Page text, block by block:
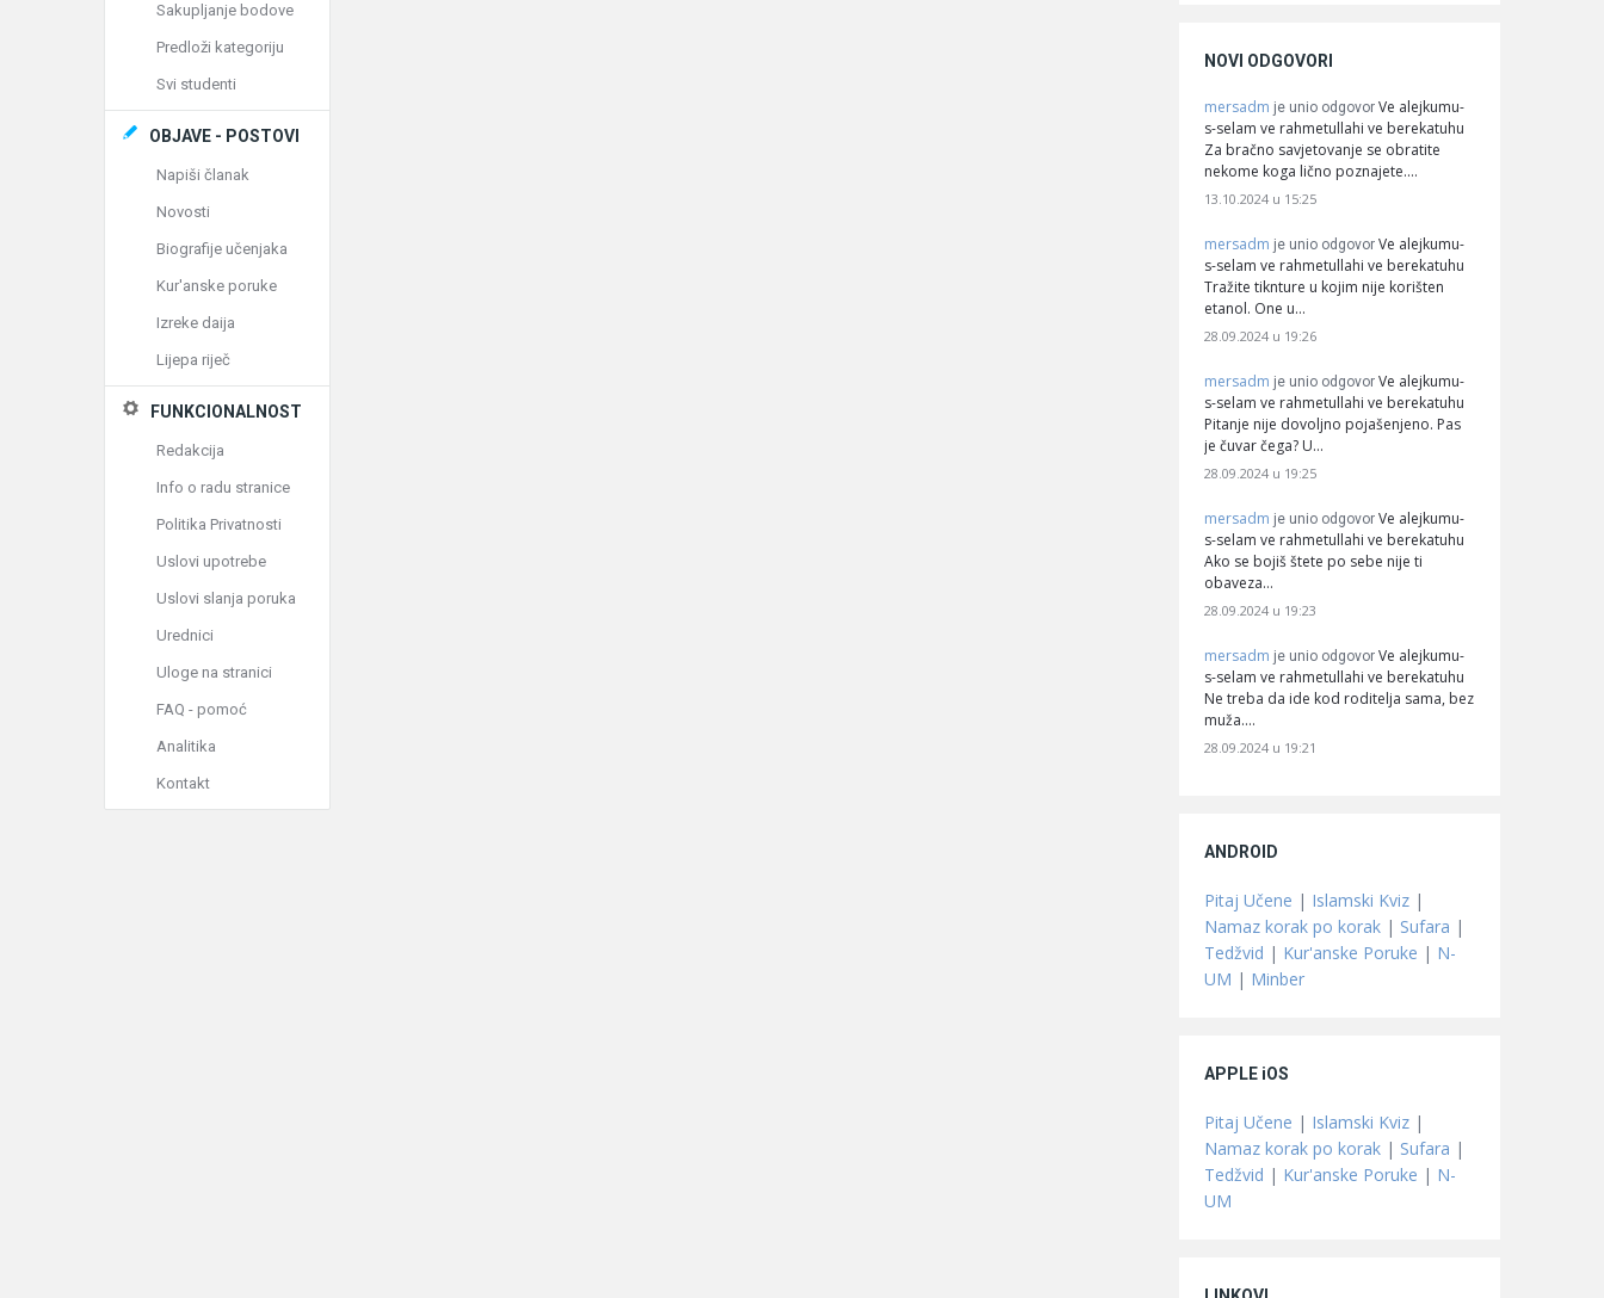
NOVI ODGOVORI
mersadm je unio odgovor Ve alejkumu-
s-selam ve rahmetullahi ve berekatuhu
Za bračno savjetovanje se obratite
nekome koga lično poznajete.…
13.10.2024 u 15:25
mersadm je unio odgovor Ve alejkumu-
s-selam ve rahmetullahi ve berekatuhu
Tražite tiknture u kojim nije korišten
etanol. One u…
28.09.2024 u 19:26
mersadm je unio odgovor Ve alejkumu-
s-selam ve rahmetullahi ve berekatuhu
Pitanje nije dovoljno pojašenjeno. Pas
je čuvar čega? U…
28.09.2024 u 19:25
mersadm je unio odgovor Ve alejkumu-
s-selam ve rahmetullahi ve berekatuhu
Ako se bojiš štete po sebe nije ti
obaveza…
28.09.2024 u 19:23
mersadm je unio odgovor Ve alejkumu-
s-selam ve rahmetullahi ve berekatuhu
Ne treba da ide kod roditelja sama, bez
muža.…
28.09.2024 u 19:21
ANDROID
Pitaj Učene | Islamski Kviz |
Namaz korak po korak | Sufara |
Tedžvid | Kur'anske Poruke | N-
UM | Minber
APPLE iOS
Pitaj Učene | Islamski Kviz |
Namaz korak po korak | Sufara |
Tedžvid | Kur'anske Poruke | N-
UM
Sakupljanje bodove
Predloži kategoriju
Svi studenti
OBJAVE - POSTOVI
Napiši članak
Novosti
Biografije učenjaka
Kur'anske poruke
Izreke daija
Lijepa riječ
FUNKCIONALNOST
Redakcija
Info o radu stranice
Politika Privatnosti
Uslovi upotrebe
Uslovi slanja poruka
Urednici
Uloge na stranici
FAQ - pomoć
Analitika
Kontakt